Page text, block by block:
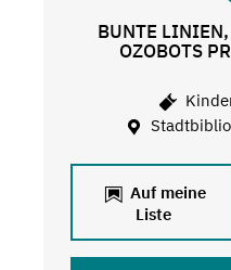
BUNTE LINIEN,
OZOBOTS
Auf meine
Liste